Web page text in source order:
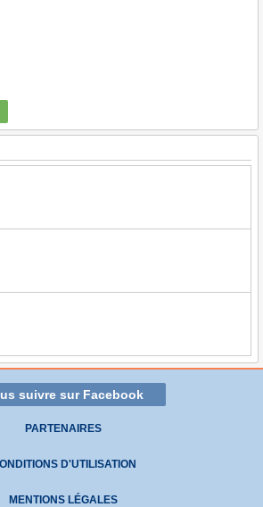
suivre sur Facebook
PARTENAIRES
D'UTILISATION
MENTIONS LÉGALES